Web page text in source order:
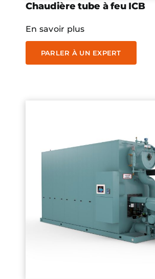
Chaudière tube à feu ICB
En savoir plus
PARLER À UN EXPERT